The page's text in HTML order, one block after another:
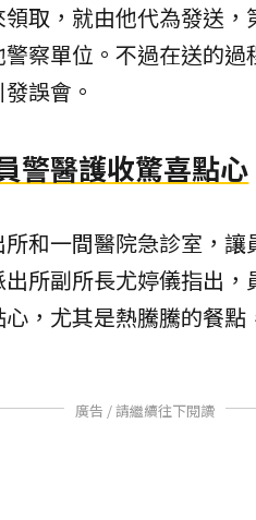
取，就由他代為發送，
察單位。不過在送的
誤會。
警醫護收驚喜點心
和一間醫院急診室，
所副所長尤婷儀指出
，尤其是熱騰騰的餐
廣告 / 請繼續往下閱讀